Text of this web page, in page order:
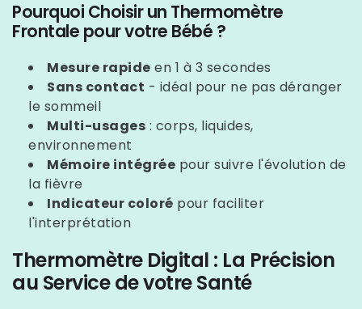
Pourquoi Choisir un Thermomètre
Frontale pour votre Bébé ?
Mesure rapide en 1 à 3 secondes
Sans contact - idéal pour ne pas déranger
le sommeil
Multi-usages : corps, liquides,
environnement
Mémoire intégrée pour suivre l'évolution de
la fièvre
Indicateur coloré pour faciliter
l'interprétation
Thermomètre Digital : La Précision
au Service de votre Santé